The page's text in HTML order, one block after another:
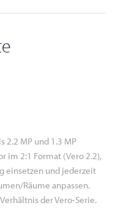
2.2 MP und 1.3 MP
im 2:1 Format (Vero 2.2),
einsetzen und jederzeit
Räume anpassen.
der Vero-Serie.